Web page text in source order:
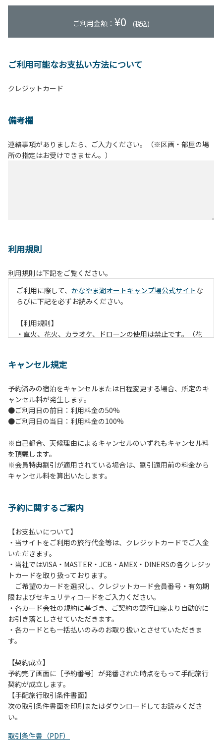
ご利用金額： ¥0 (税込)
ご利用可能なお支払い方法について
クレジットカード
備考欄
連絡事項がありましたら、ご入力ください。（※区画・部屋の場
所の指定はお受けできません。）
利用規則
利用規則は下記をご覧ください。
ご利用に際して、 かなやま湖オートキャンプ場公式サイトな
らびに下記を必ずお読みください。
【利用規則】
・直火、花火、カラオケ、ドローンの使用は禁止です。（花
て芝生が焼けないようご注意ください。
炭火、薪の燃え残ったものについては、灰・残り火入れに投
棄してください。
・ペットをお連れのお客様は、マナーに十分気をつけてくだ
さい。他のお客様の迷惑になりますと、退場していただきま
・電源は各サイトにありますのでご利用ください。ただし、
発電機等は使用できません。
・キャンプサイトでは、車のエンジンを停止してください。
・場内での制限速度は10㎞/h以下です。
用）はお止めください。
自己管理責任とさせていただきます。
キャンセル規定
予約済みの宿泊をキャンセルまたは日程変更する場合、所定のキ
ャンセル料が発生します。
●ご利用日の前日：利用料金の50%
●ご利用日の当日：利用料金の100%
※自己都合、天候理由によるキャンセルのいずれもキャンセル料
を頂戴します。
※会員特典割引が適用されている場合は、割引適用前の料金から
キャンセル料を算出いたします。
予約に関するご案内
【お支払いについて】
・当サイトをご利用の旅行代金等は、クレジットカードでご入金
いただきます。
・当社ではVISA・MASTER・JCB・AMEX・DINERSの各クレジッ
トカードを取り扱っております。
ご希望のカードを選択し、クレジットカード会員番号・有効期
限およびセキュリティコードをご入力ください。
・各カード会社の規約に基づき、ご契約の銀行口座より自動的に
お引き落としさせていただきます。
・各カードとも一括払いのみのお取り扱いとさせていただきま
す。
【契約成立】
予約完了画面に［予約番号］が発番された時点をもって手配旅行
契約が成立します。
【手配旅行取引条件書面】
次の取引条件書面を印刷またはダウンロードしてお読みくださ
い。
取引条件書（PDF）